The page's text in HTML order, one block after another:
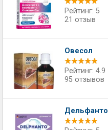
Рейтинг: 5
21 отзыв
Овесол
Рейтинг: 4.9
95 отзывов
Дельфанто